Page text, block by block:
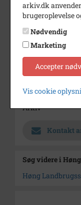
Dateringsnote
Fotograf
Se på kort
Type
Arkiv
Kontakt
Søg videre i
Høng
arkiv.dk
brugeroplevelse
Nødvendig
Marketing
Accepter
Vis cookie